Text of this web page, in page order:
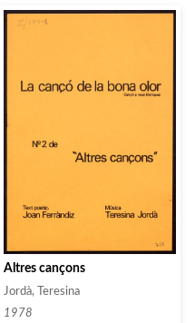
Altres cançons
Jordà, Teresina
1978